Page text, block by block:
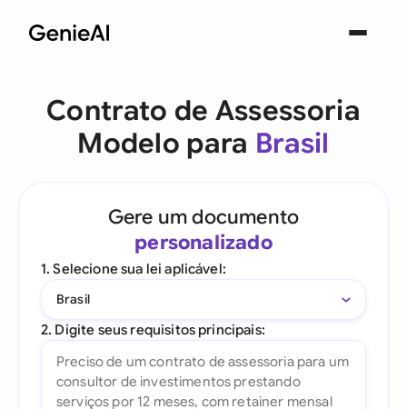
Contrato de Assessoria
Modelo para Brasil
Gere um documento
personalizado
1. Selecione sua lei aplicável:
Brasil
2. Digite seus requisitos principais: